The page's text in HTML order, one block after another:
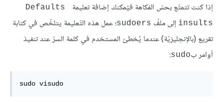
إذا كنت تتمتّع بحسّ الفكاهة فيُمكنك إضافة تعليمة
Defaults
insults إلى ملفّ sudoers؛ عمل هذه التّعليمة يتلخّص في كتابة
تقريع (بالإنجليزيّة) عندما يُخطئ المستخدم في كلمة السرّ عند تنفيذ
أوامر بsudo
:
sudo visudo